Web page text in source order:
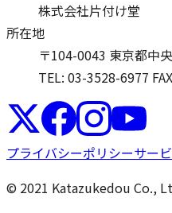
株式会社片付け堂
所在地
〒104-0043 東京都中
TEL: 03-3528-6977
プライバシーポリシーサー
© 2021 Katazukedou Co.,